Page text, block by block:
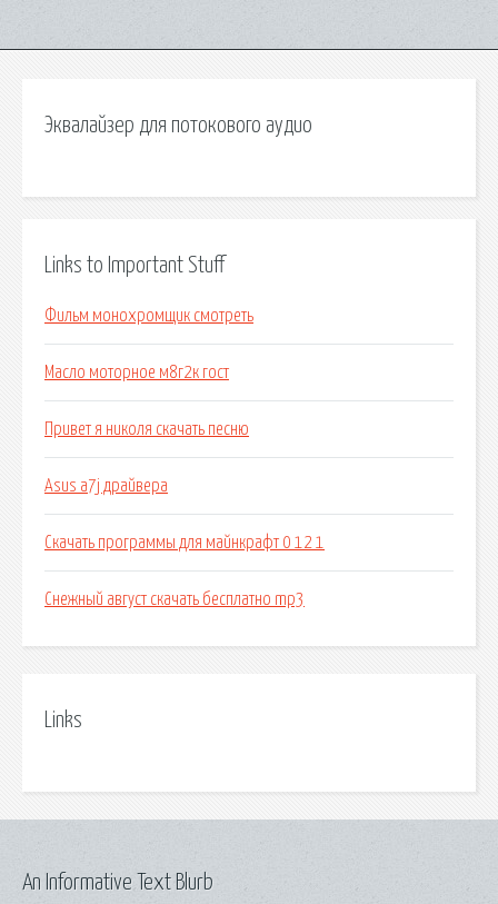
Эквалайзер для потокового аудио
Links to Important Stuff
Фильм монохромщик смотреть
Масло моторное м8г2к гост
Привет я николя скачать песню
Asus a7j драйвера
Скачать программы для майнкрафт 0 12 1
Снежный август скачать бесплатно mp3
Links
An Informative Text Blurb